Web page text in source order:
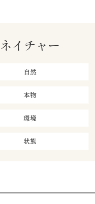
ネイチャー
自然
本物
環境
状態